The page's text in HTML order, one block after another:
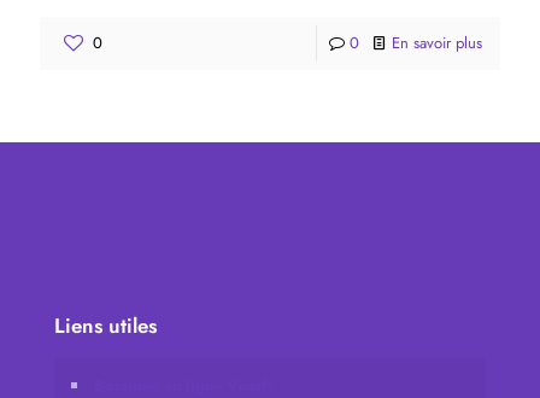
0 0 En savoir plus
Liens utiles